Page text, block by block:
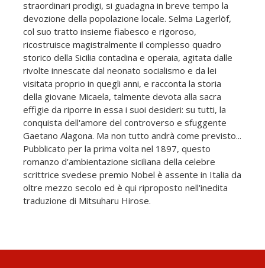
straordinari prodigi, si guadagna in breve tempo la
devozione della popolazione locale. Selma Lagerlöf,
col suo tratto insieme fiabesco e rigoroso,
ricostruisce magistralmente il complesso quadro
storico della Sicilia contadina e operaia, agitata dalle
rivolte innescate dal neonato socialismo e da lei
visitata proprio in quegli anni, e racconta la storia
della giovane Micaela, talmente devota alla sacra
effigie da riporre in essa i suoi desideri: su tutti, la
conquista dell'amore del controverso e sfuggente
Gaetano Alagona. Ma non tutto andrà come previsto...
Pubblicato per la prima volta nel 1897, questo
romanzo d'ambientazione siciliana della celebre
scrittrice svedese premio Nobel è assente in Italia da
oltre mezzo secolo ed è qui riproposto nell'inedita
traduzione di Mitsuharu Hirose.